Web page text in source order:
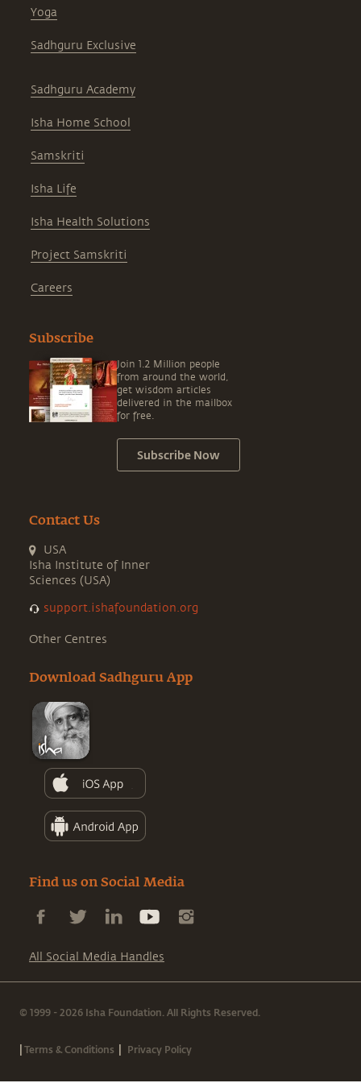
Yoga
Sadhguru Exclusive
Sadhguru Academy
Isha Home School
Samskriti
Isha Life
Isha Health Solutions
Project Samskriti
Careers
Subscribe
Join 1.2 Million people
from around the world,
get wisdom articles
delivered in the mailbox
for free.
Subscribe Now
Contact Us
USA
Isha Institute of Inner
Sciences (USA)
support.ishafoundation.org
Other Centres
Download Sadhguru App
Find us on Social Media
All Social Media Handles
© 1999 - 2026 Isha Foundation. All Rights Reserved.
|Terms & Conditions | Privacy Policy